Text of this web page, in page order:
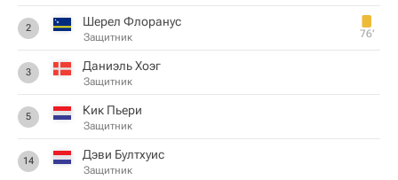
2 Шерел Флоранус
Защитник 76‎’‎
3 Даниэль Хоэг
Защитник
5 Кик Пьери
Защитник
14 Дэви Бултхуис
Защитник